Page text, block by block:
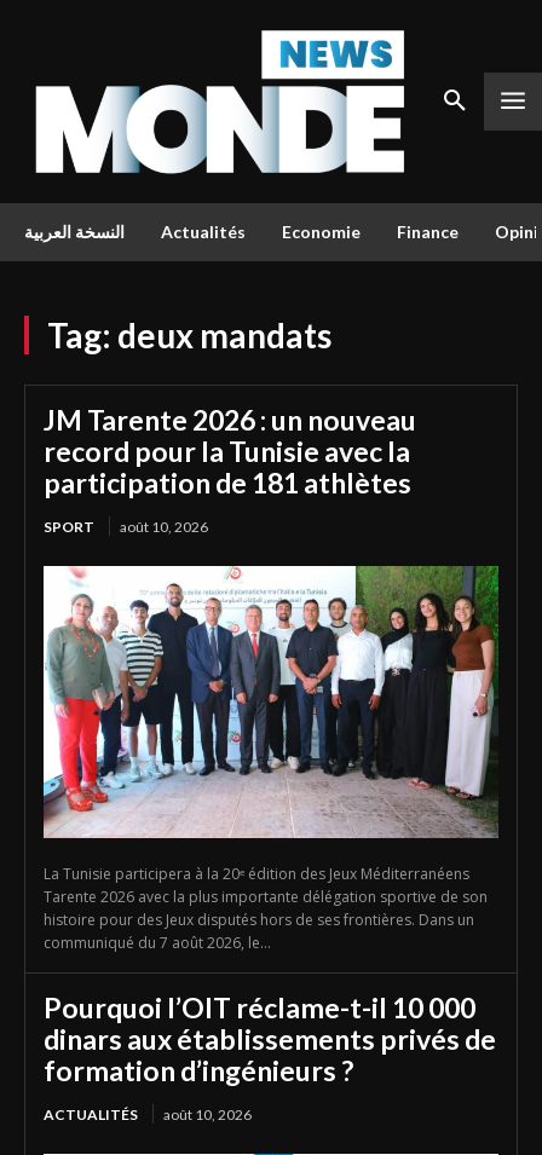
النسخة العربية Actualités Economie Finance
Tag: deux mandats
JM Tarente 2026 : un nouveau
record pour la Tunisie avec la
participation de 181 athlètes
SPORT août 10, 2026
La Tunisie participera à la 20ᵉ édition des Jeux Méditerranéens
Tarente 2026 avec la plus importante délégation sportive de son
histoire pour des Jeux disputés hors de ses frontières. Dans un
communiqué du 7 août 2026, le...
Pourquoi l’OIT réclame-t-il 10 000
dinars aux établissements privés de
formation d’ingénieurs ?
ACTUALITÉS août 10, 2026